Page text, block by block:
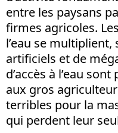
entre les paysans
firmes agricoles.
l’eau se
artificiels et de
d’accès à l’eau
aux gros
terribles pour la
qui perdent leur